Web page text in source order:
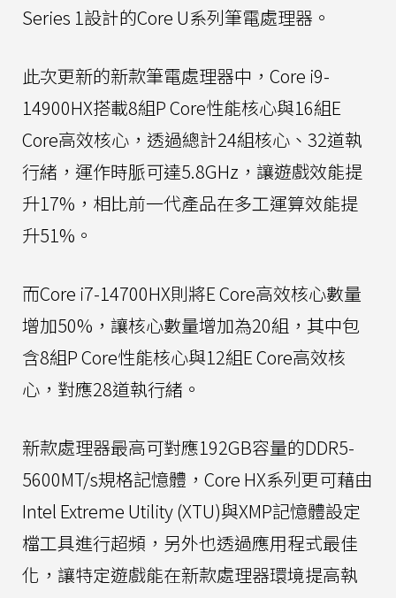
Series 1設計的Core U系列筆電處理器。
此次更新的新款筆電處理器中，Core i9-
14900HX搭載8組P Core性能核心與16組E
Core高效核心，透過總計24組核心、32道執
行緒，運作時脈可達5.8GHz，讓遊戲效能提
升17%，相比前一代產品在多工運算效能提
升51%。
而Core i7-14700HX則將E Core高效核心數量
增加50%，讓核心數量增加為20組，其中包
含8組P Core性能核心與12組E Core高效核
心，對應28道執行緒。
新款處理器最高可對應192GB容量的DDR5-
5600MT/s規格記憶體，Core HX系列更可藉由
Intel Extreme Utility (XTU)與XMP記憶體設定
檔工具進行超頻，另外也透過應用程式最佳
化，讓特定遊戲能在新款處理器環境提高執